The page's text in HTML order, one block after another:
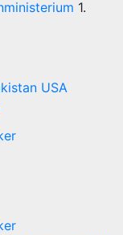
1.
USA